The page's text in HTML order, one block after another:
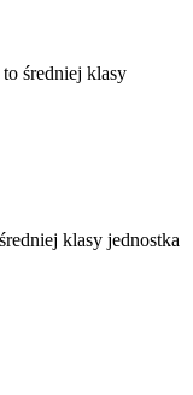
średniej klasy
klasy jednostka